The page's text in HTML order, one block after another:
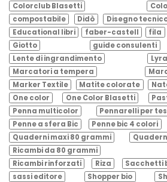
Colorclub Blasetti
compostabile
Didò Disegno
Educational libri
faber-castell fila
Giotto
guide consulenti
Lente di ingrandimento
Lyra
Marcatori a tempera
Marker Textile
Matite colorate
One color
One Color Blasetti
Penna multicolor
Pennarelli per
Penne a sfera Bic
Penne bic 4 colori
Quaderni maxi 80 grammi
Ricambi da 80 grammi
Ricambi rinforzati
Riza Sacchetti
sassi editore
Shopper bio